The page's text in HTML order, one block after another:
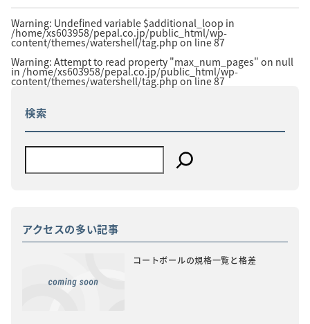
Warning: Undefined variable $additional_loop in
/home/xs603958/pepal.co.jp/public_html/wp-
content/themes/watershell/tag.phpon line87
Warning: Attempt to read property "max_num_pages" on null
in /home/xs603958/pepal.co.jp/public_html/wp-
content/themes/watershell/tag.php on line87
検索
アクセスの多い記事
コートボールの規格一覧と格差